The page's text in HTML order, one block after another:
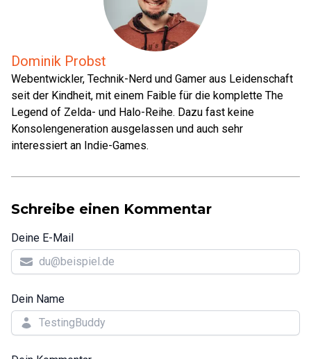
Dominik Probst
Webentwickler, Technik-Nerd und Gamer aus Leidenschaft
seit der Kindheit, mit einem Faible für die komplette The
Legend of Zelda- und Halo-Reihe. Dazu fast keine
Konsolengeneration ausgelassen und auch sehr
interessiert an Indie-Games.
Schreibe einen Kommentar
Deine E-Mail
Dein Name